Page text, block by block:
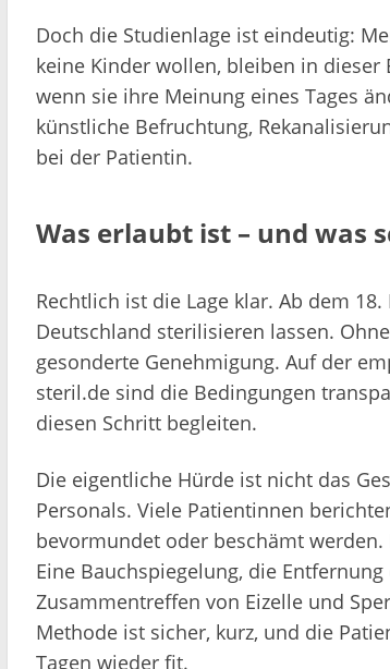
Doch die Studienlage ist eindeutig:
keine Kinder wollen, bleiben in
wenn sie ihre Meinung eines Tages
künstliche Befruchtung,
bei der Patientin.
Was erlaubt ist – und was
Rechtlich ist die Lage klar. Ab dem
Deutschland sterilisieren lassen.
gesonderte Genehmigung. Auf der
steril.de sind die Bedingungen
diesen Schritt begleiten.
Die eigentliche Hürde ist nicht das
Personals. Viele Patientinnen
bevormundet oder beschämt
Eine Bauchspiegelung, die
Zusammentreffen von Eizelle und
Methode ist sicher, kurz, und die
Tagen wieder fit.